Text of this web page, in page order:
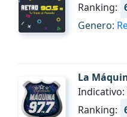
Ranking:
Genero:
La
Indicativo:
Ranking: